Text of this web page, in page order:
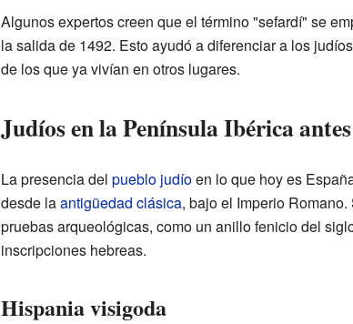
Algunos expertos creen que el término "sefardí" se
la salida de 1492. Esto ayudó a diferenciar a los
de los que ya vivían en otros lugares.
Judíos en la Península Ibérica
La presencia del pueblo judíoen lo que hoy es
desde laantigüedad clásica, bajo el Imperio
pruebas arqueológicas, como un anillo fenicio del
inscripciones hebreas.
Hispania visigoda